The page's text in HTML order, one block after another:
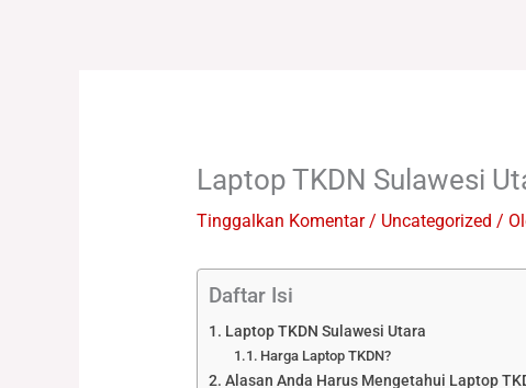
Laptop TKDN Sulawesi
Tinggalkan Komentar / Uncategorized /
Daftar Isi
Laptop TKDN Sulawesi Utara
Harga Laptop TKDN?
Alasan Anda Harus Mengetahui Laptop